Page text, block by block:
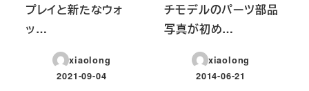
プレイと新たなウォ
ッ…
xiaolong
投稿日
2021-09-04
チモデルのパーツ部品
写真が初め…
xiaolong
投稿日
2014-06-21